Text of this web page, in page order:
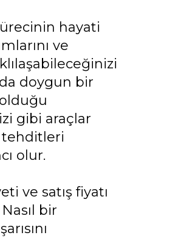
hayati
ve
doygun bir
gibi araçlar
tehditleri
olur.
ve satış fiyatı
bir